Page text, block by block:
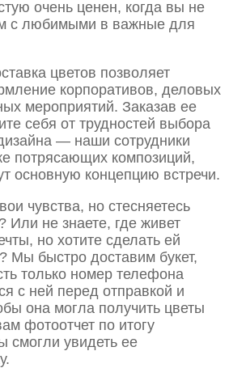
очень ценен, когда вы не
с любимыми в важные для
цветов позволяет
корпоративов, деловых
мероприятий. Заказав ее
себя от трудностей выбора
— наши сотрудники
потрясающих композиций,
основную концепцию встречи.
чувства, но стесняетесь
Или не знаете, где живет
но хотите сделать ей
Мы быстро доставим букет,
только номер телефона
с ней перед отправкой и
она могла получить цветы
фотоотчет по итогу
смогли увидеть ее